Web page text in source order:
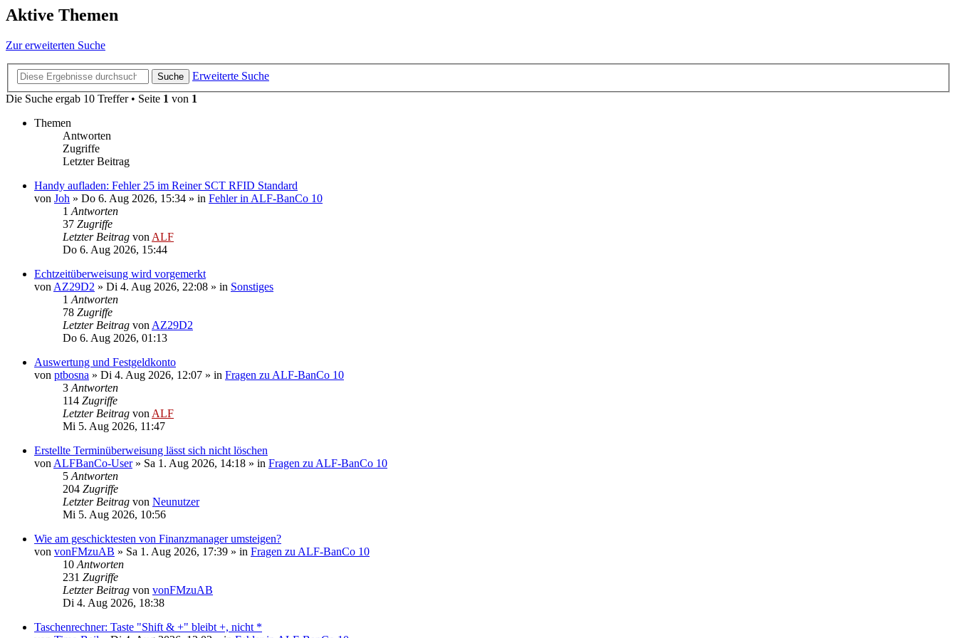
Aktive Themen
Zur erweiterten Suche
Suche
Erweiterte Suche
Die Suche ergab 10 Treffer • Seite 1 von 1
Themen
Antworten
Zugriffe
Letzter Beitrag
Handy aufladen: Fehler 25 im Reiner SCT RFID Standard
von Joh » Do 6. Aug 2026, 15:34 » in Fehler in ALF-BanCo 10
1 Antworten
37 Zugriffe
Letzter Beitrag von ALF
Do 6. Aug 2026, 15:44
Echtzeitüberweisung wird vorgemerkt
von AZ29D2 » Di 4. Aug 2026, 22:08 » in Sonstiges
1 Antworten
78 Zugriffe
Letzter Beitrag von AZ29D2
Do 6. Aug 2026, 01:13
Auswertung und Festgeldkonto
von ptbosna » Di 4. Aug 2026, 12:07 » in Fragen zu ALF-BanCo 10
3 Antworten
114 Zugriffe
Letzter Beitrag von ALF
Mi 5. Aug 2026, 11:47
Erstellte Terminüberweisung lässt sich nicht löschen
von ALFBanCo-User» Sa 1. Aug 2026, 14:18 » in Fragen zu ALF-BanCo 10
5 Antworten
204 Zugriffe
Letzter Beitrag von Neunutzer
Mi 5. Aug 2026, 10:56
Wie am geschicktesten von Finanzmanager umsteigen?
von vonFMzuAB » Sa 1. Aug 2026, 17:39 » in Fragen zu ALF-BanCo 10
10 Antworten
231 Zugriffe
Letzter Beitrag von vonFMzuAB
Di 4. Aug 2026, 18:38
Taschenrechner: Taste "Shift & +" bleibt +, nicht *